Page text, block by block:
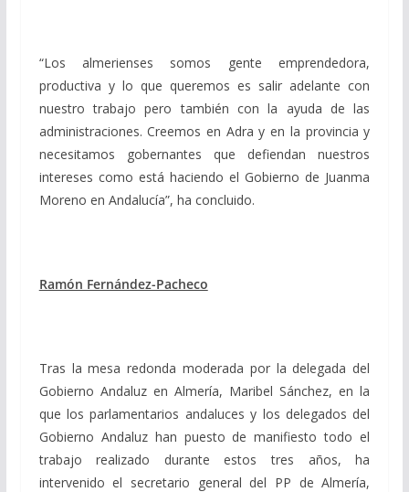
“Los almerienses somos gente emprendedora,
productiva y lo que queremos es salir adelante con
nuestro trabajo pero también con la ayuda de las
administraciones. Creemos en Adra y en la provincia y
necesitamos gobernantes que defiendan nuestros
intereses como está haciendo el Gobierno de Juanma
Moreno en Andalucía”, ha concluido.
Ramón Fernández-Pacheco
Tras la mesa redonda moderada por la delegada del
Gobierno Andaluz en Almería, Maribel Sánchez, en la
que los parlamentarios andaluces y los delegados del
Gobierno Andaluz han puesto de manifiesto todo el
trabajo realizado durante estos tres años, ha
intervenido el secretario general del PP de Almería,